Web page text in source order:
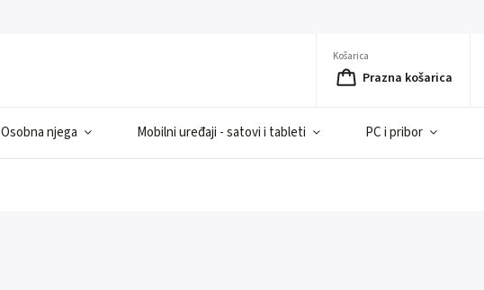
Košarica
Prazna košarica
Osobna njega Mobilni uređaji - satovi i tableti PC i pribor